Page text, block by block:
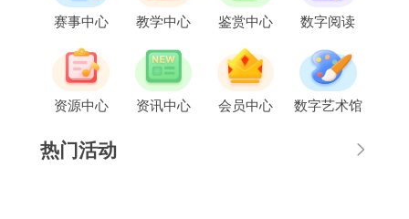
赛事中心 教学中心 鉴赏中心 数字阅读
资源中心 资讯中心 会员中心 数字艺术馆
热门活动